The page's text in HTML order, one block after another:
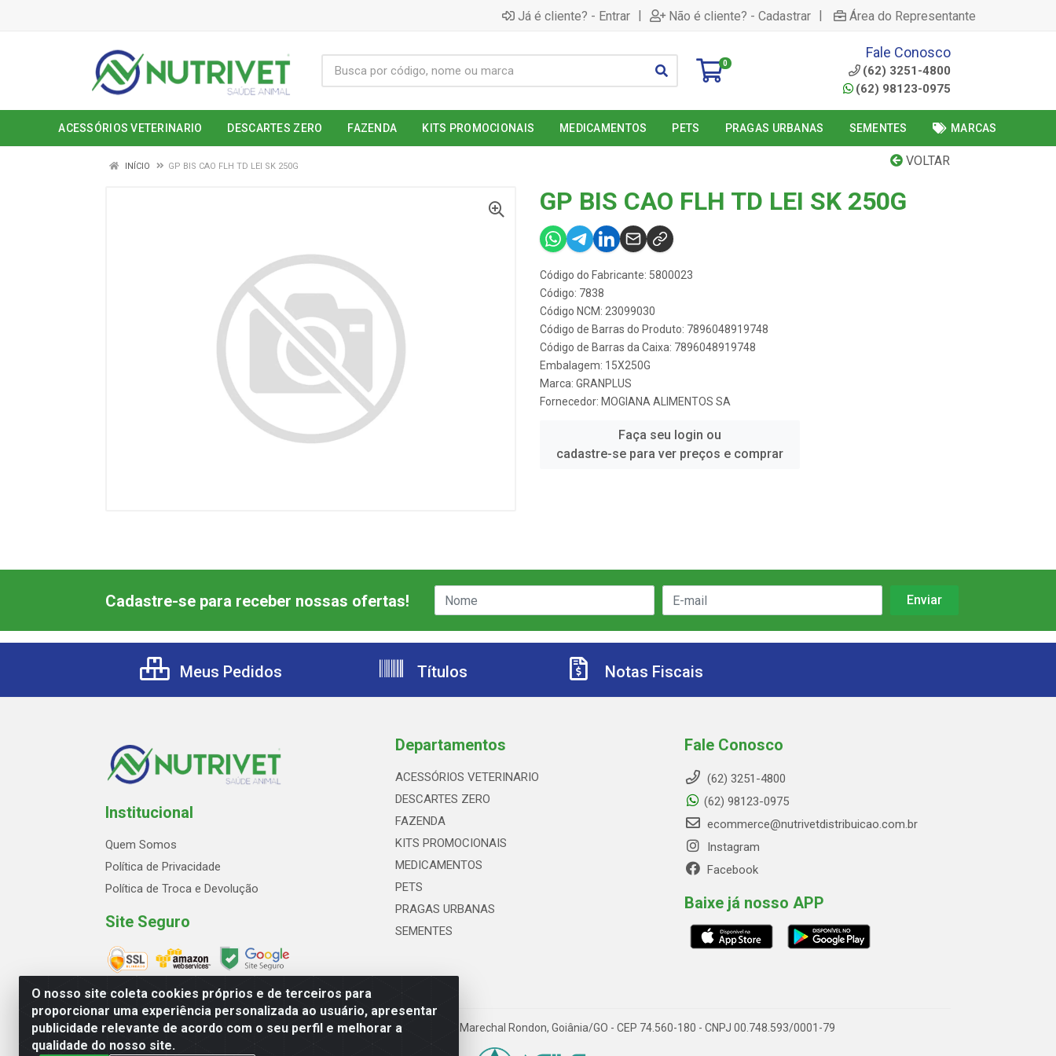
Já é cliente? - Entrar | Não é cliente? - Cadastrar | Área do Representante
0
Fale Conosco
(62) 3251-4800
(62) 98123-0975
ACESSÓRIOS VETERINARIO DESCARTES ZERO FAZENDA KITS PROMOCIONAIS MEDICAMENTOS PETS PRAGAS URBANAS SEMENTES MARCAS
VOLTAR
INÍCIO GP BIS CAO FLH TD LEI SK 250G
GP BIS CAO FLH TD LEI SK 250G
Código do Fabricante: 5800023
Código: 7838
Código NCM: 23099030
Código de Barras do Produto: 7896048919748
Código de Barras da Caixa: 7896048919748
Embalagem: 15X250G
Marca: GRANPLUS
Fornecedor: MOGIANA ALIMENTOS SA
Faça seu login ou
cadastre-se para ver preços e comprar
O nosso site coleta cookies próprios e de terceiros para
proporcionar uma experiência personalizada ao usuário, apresentar
publicidade relevante de acordo com o seu perfil e melhorar a
qualidade do nosso site.
Cadastre-se para receber nossas ofertas!
Meus Pedidos Títulos Notas Fiscais
Institucional
Quem Somos
Política de Privacidade
Política de Troca e Devolução
Site Seguro
Departamentos
ACESSÓRIOS VETERINARIO
DESCARTES ZERO
FAZENDA
KITS PROMOCIONAIS
MEDICAMENTOS
PETS
PRAGAS URBANAS
SEMENTES
Fale Conosco
(62) 3251-4800
(62) 98123-0975
ecommerce@nutrivetdistribuicao.com.br
Instagram
Facebook
Baixe já nosso APP
Avenida Marginal Norte, 266, Quadrai Lt 16 - Set Marechal Rondon, Goiânia/GO - CEP 74.560-180 - CNPJ 00.748.593/0001-79